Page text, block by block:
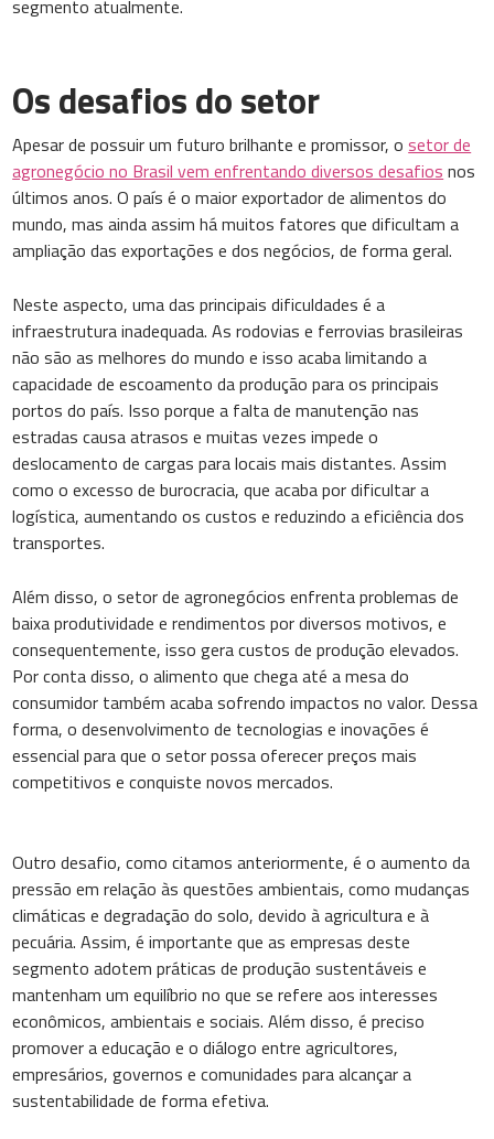
segmento atualmente.
Os desafios do setor
Apesar de possuir um futuro brilhante e promissor, osetor de
agronegócio no Brasil vem enfrentando diversos desafios nos
últimos anos. O país é o maior exportador de alimentos do
mundo, mas ainda assim há muitos fatores que dificultam a
ampliação das exportações e dos negócios, de forma geral.
Neste aspecto, uma das principais dificuldades é a
infraestrutura inadequada. As rodovias e ferrovias brasileiras
não são as melhores do mundo e isso acaba limitando a
capacidade de escoamento da produção para os principais
portos do país. Isso porque a falta de manutenção nas
estradas causa atrasos e muitas vezes impede o
deslocamento de cargas para locais mais distantes. Assim
como o excesso de burocracia, que acaba por dificultar a
logística, aumentando os custos e reduzindo a eficiência dos
transportes.
Além disso, o setor de agronegócios enfrenta problemas de
baixa produtividade e rendimentos por diversos motivos, e
consequentemente, isso gera custos de produção elevados.
Por conta disso, o alimento que chega até a mesa do
consumidor também acaba sofrendo impactos no valor. Dessa
forma, o desenvolvimento de tecnologias e inovações é
essencial para que o setor possa oferecer preços mais
competitivos e conquiste novos mercados.
Outro desafio, como citamos anteriormente, é o aumento da
pressão em relação às questões ambientais, como mudanças
climáticas e degradação do solo, devido à agricultura e à
pecuária. Assim, é importante que as empresas deste
segmento adotem práticas de produção sustentáveis e
mantenham um equilíbrio no que se refere aos interesses
econômicos, ambientais e sociais. Além disso, é preciso
promover a educação e o diálogo entre agricultores,
empresários, governos e comunidades para alcançar a
sustentabilidade de forma efetiva.